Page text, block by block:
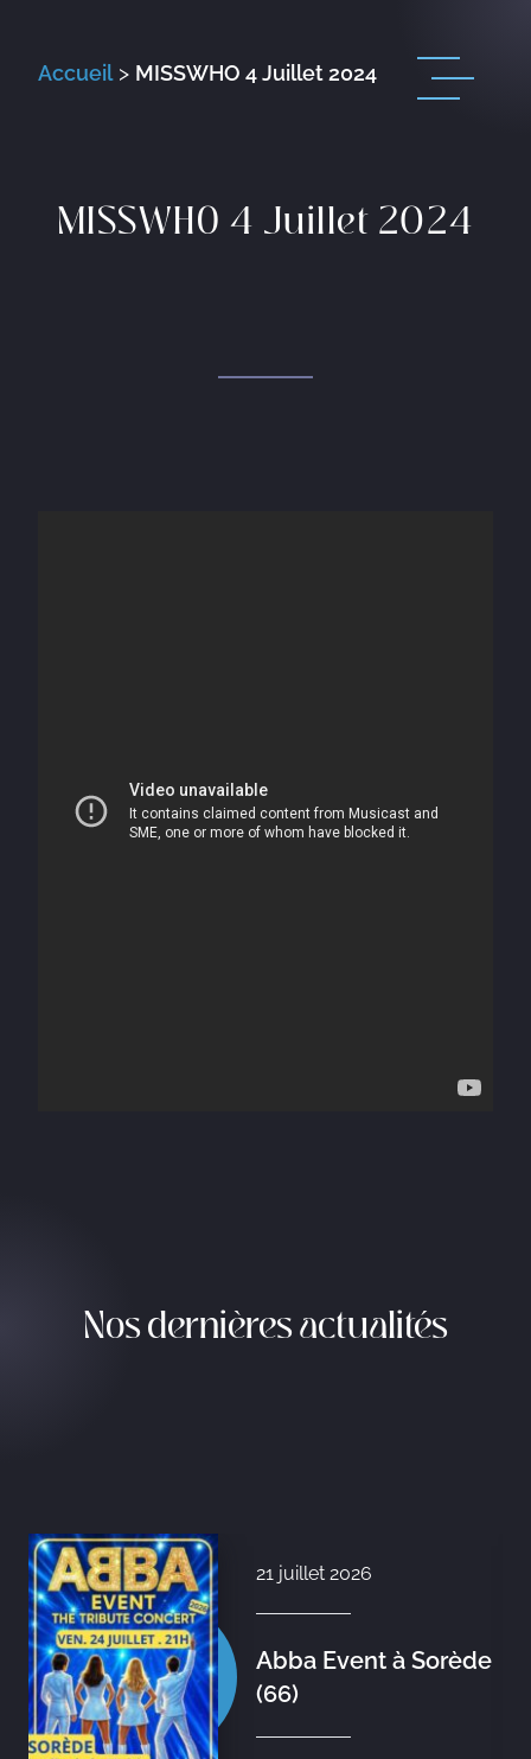
Accueil> MISSWHO 4 Juillet 2024
MISSWHO 4 Juillet 2024
Nos dernières actualités
21 juillet 2026
Abba Event à Sorède
(66)